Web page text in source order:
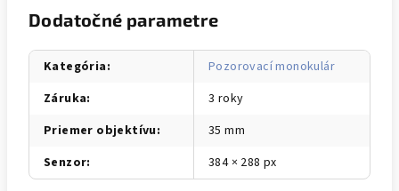
Dodatočné parametre
Kategória:
Pozorovací monokulár
Záruka:
3 roky
Priemer objektívu:
35 mm
Senzor: 384 × 288 px